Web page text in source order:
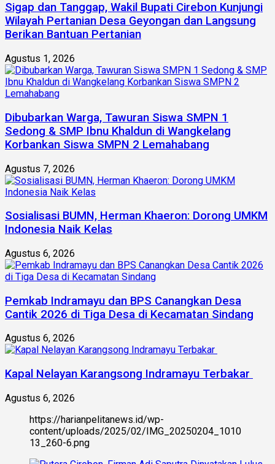
Sigap dan Tanggap, Wakil Bupati Cirebon Kunjungi
Wilayah Pertanian Desa Geyongan dan Langsung
Berikan Bantuan Pertanian
Agustus 1, 2026
Dibubarkan Warga, Tawuran Siswa SMPN 1
Sedong & SMP Ibnu Khaldun di Wangkelang
Korbankan Siswa SMPN 2 Lemahabang
Agustus 7, 2026
Sosialisasi BUMN, Herman Khaeron: Dorong UMKM
Indonesia Naik Kelas
Agustus 6, 2026
Pemkab Indramayu dan BPS Canangkan Desa
Cantik 2026 di Tiga Desa di Kecamatan Sindang
Agustus 6, 2026
Kapal Nelayan Karangsong Indramayu Terbakar
Agustus 6, 2026
https://harianpelitanews.id/wp-
content/uploads/2025/02/IMG_20250204_1010
13_260-6.png